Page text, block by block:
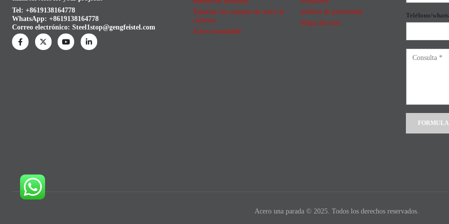
Tel: +8619138164778
WhatsApp: +8619138164778
Correo electrónico: Steel1stop@gengfeistel.com
Tuberías sin costuras de acero al
carbono
Acero inoxidable
política de privacidad
Mapa del sitio
Teléfono/
Acero una parada © 2025. Todos los derechos reservados.